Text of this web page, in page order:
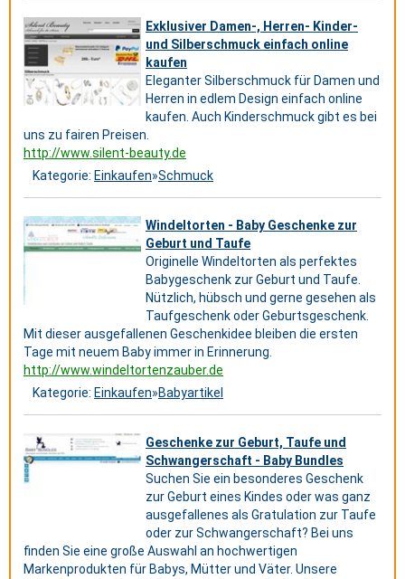
Exklusiver Damen-, Herren- Kinder-
und Silberschmuck einfach online
kaufen
Eleganter Silberschmuck für Damen und
Herren in edlem Design einfach online
kaufen. Auch Kinderschmuck gibt es bei
uns zu fairen Preisen.
http://www.silent-beauty.de
Kategorie: Einkaufen»Schmuck
Windeltorten - Baby Geschenke zur
Geburt und Taufe
Originelle Windeltorten als perfektes
Babygeschenk zur Geburt und Taufe.
Nützlich, hübsch und gerne gesehen als
Taufgeschenk oder Geburtsgeschenk.
Mit dieser ausgefallenen Geschenkidee bleiben die ersten
Tage mit neuem Baby immer in Erinnerung.
http://www.windeltortenzauber.de
Kategorie: Einkaufen»Babyartikel
Geschenke zur Geburt, Taufe und
Schwangerschaft - Baby Bundles
Suchen Sie ein besonderes Geschenk
zur Geburt eines Kindes oder was ganz
ausgefallenes als Gratulation zur Taufe
oder zur Schwangerschaft? Bei uns
finden Sie eine große Auswahl an hochwertigen
Markenprodukten für Babys, Mütter und Väter. Unsere